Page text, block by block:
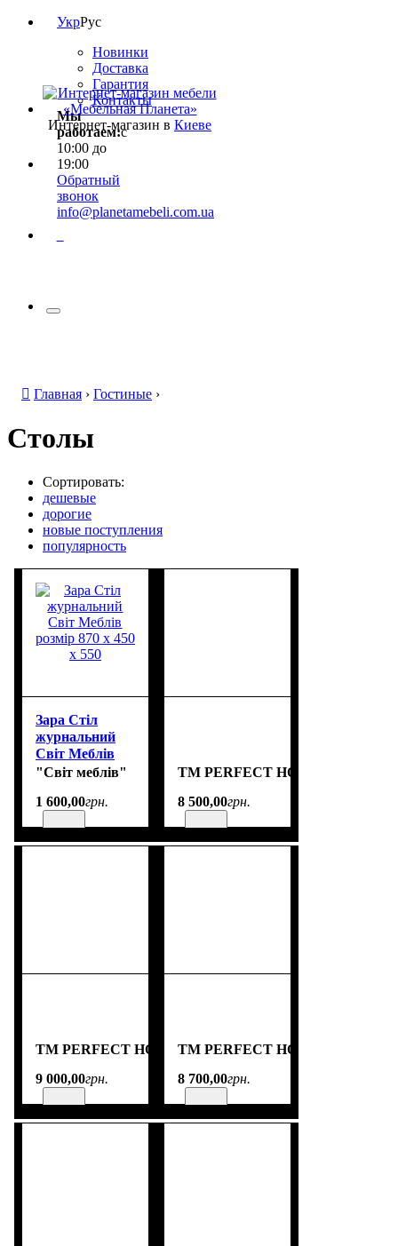
УкрРус
Новинки
Доставка
Гарантия
Контакты
Мы
работаем:с
10:00 до
19:00
Обратный
звонок
info@planetamebeli.com.ua
Интернет-магазин в Киеве
Главная › Гостиные ›
Столы
Сортировать:
дешевые
дорогие
новые поступления
популярность
Зара Стіл
журнальний
Світ Меблів
розмір 870 х
"Світ меблів"
1 600,00грн.
TM PERFECT HOME
8 500,00грн.
TM PERFECT HOME
9 000,00грн.
TM PERFECT HOME
8 700,00грн.